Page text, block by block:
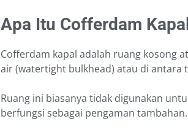
Apa Itu Cofferdam
Cofferdam kapal adalah ruang kosong
air (watertight bulkhead) atau di antara
Ruang ini biasanya tidak digunakan
berfungsi sebagai pengaman tambahan.